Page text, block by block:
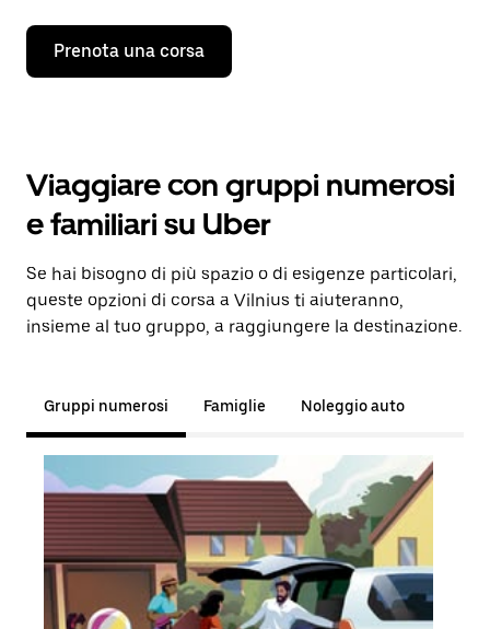
Prenota una corsa
Viaggiare con gruppi numerosi
e familiari su Uber
Se hai bisogno di più spazio o di esigenze particolari,
queste opzioni di corsa a Vilnius ti aiuteranno,
insieme al tuo gruppo, a raggiungere la destinazione.
Gruppi numerosi Famiglie Noleggio auto